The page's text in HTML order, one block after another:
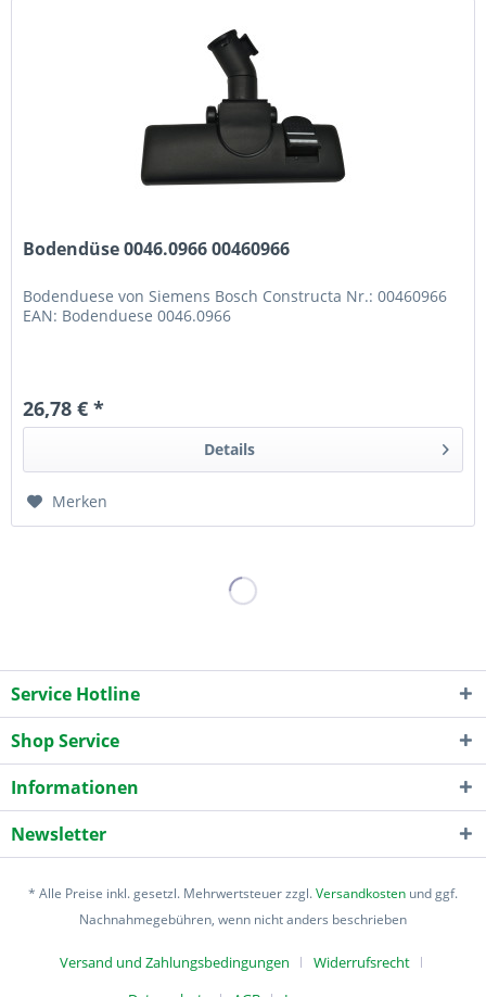
Bodendüse 0046.0966 00460966
Bodenduese von Siemens Bosch Constructa Nr.: 00460966
EAN: Bodenduese 0046.0966
26,78 € *
Details
Merken
Service Hotline
Shop Service
Informationen
Newsletter
* Alle Preise inkl. gesetzl. Mehrwertsteuer zzgl.Versandkosten und ggf.
Nachnahmegebühren, wenn nicht anders beschrieben
Versand und Zahlungsbedingungen
Widerrufsrecht